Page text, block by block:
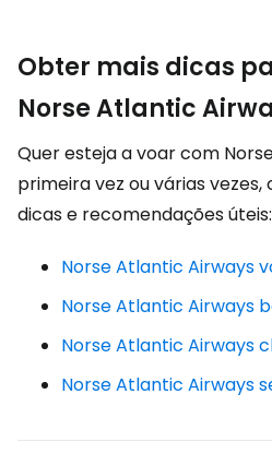
Obter mais dicas
Norse Atlantic
Quer esteja a voar com
primeira vez ou várias vezes,
dicas e recomendações úteis:
Norse Atlantic Airways
Norse Atlantic Airways
Norse Atlantic Airways
Norse Atlantic Airways